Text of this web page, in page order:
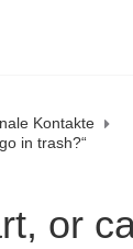
Kontakte
in trash?“
or